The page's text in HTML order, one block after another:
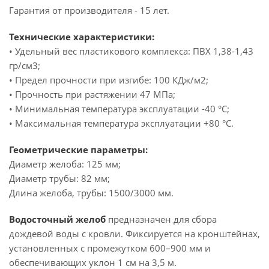
Гарантия от производителя - 15 лет.
Технические характеристики:
• Удельный вес пластикового комплекса: ПВХ 1,38-1,43
гр/см3;
• Предел прочности при изгибе: 100 КДж/м2;
• Прочность при растяжении 47 МПа;
• Минимальная температура эксплуатации -40 °C;
• Максимальная температура эксплуатации +80 °C.
Геометрические параметры:
Диаметр желоба: 125 мм;
Диаметр трубы: 82 мм;
Длина желоба, трубы: 1500/3000 мм.
Водосточный желоб предназначен для сбора
дождевой воды с кровли. Фиксируется на кронштейнах,
установленных с промежутком 600–900 мм и
обеспечивающих уклон 1 см на 3,5 м.